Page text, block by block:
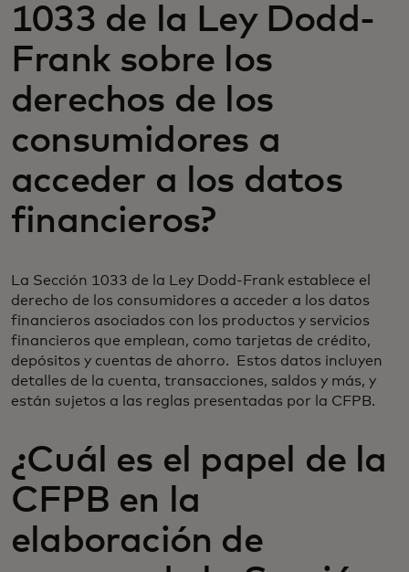
1033 de la Ley Dodd-
Frank sobre los
derechos de los
consumidores a
acceder a los datos
financieros?
La Sección 1033 de la Ley Dodd-Frank establece el
derecho de los consumidores a acceder a los datos
financieros asociados con los productos y servicios
financieros que emplean, como tarjetas de crédito,
depósitos y cuentas de ahorro. Estos datos incluyen
detalles de la cuenta, transacciones, saldos y más, y
están sujetos a las reglas presentadas por la CFPB.
¿Cuál es el papel de la
CFPB en la
elaboración de